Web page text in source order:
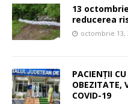
13
reducerea
octombrie 13,
PACIENŢII
OBEZITATE,
COVID-19